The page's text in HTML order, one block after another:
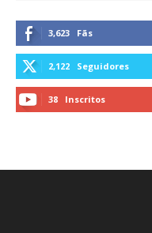
3,623 Fãs
2,122 Seguidores
38 Inscritos